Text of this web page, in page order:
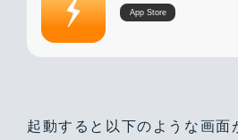
App Store
起動すると以下のような画面